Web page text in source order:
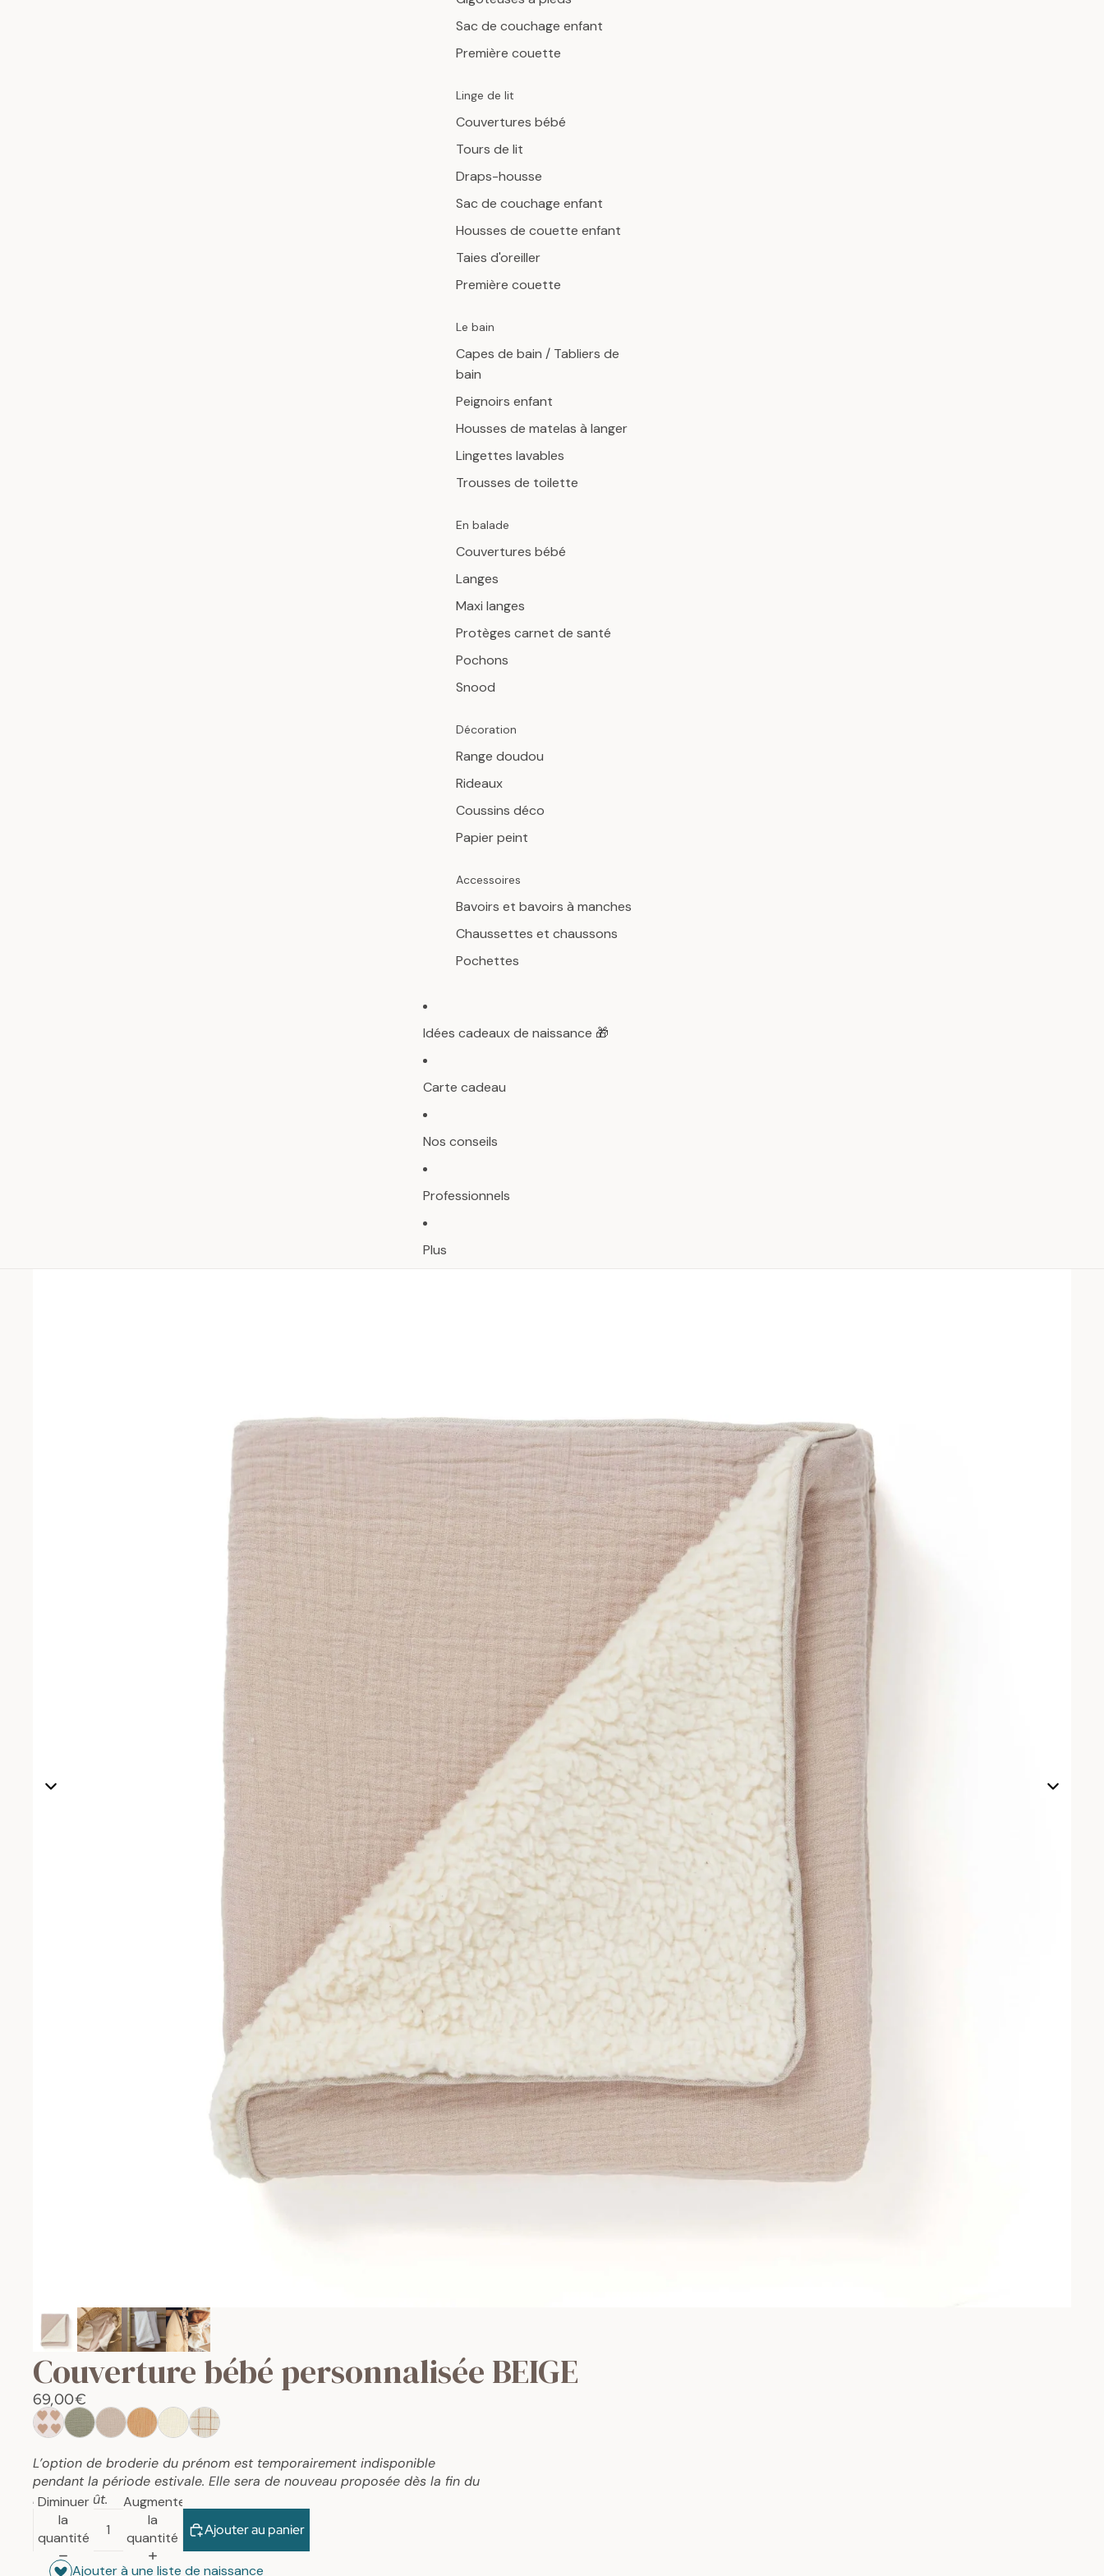
Sac de couchage enfant
Première couette
Linge de lit
Couvertures bébé
Tours de lit
Draps-housse
Sac de couchage enfant
Housses de couette enfant
Taies d'oreiller
Première couette
Le bain
Capes de bain / Tabliers de
bain
Peignoirs enfant
Housses de matelas à langer
Lingettes lavables
Trousses de toilette
En balade
Couvertures bébé
Langes
Maxi langes
Protèges carnet de santé
Pochons
Snood
Décoration
Range doudou
Rideaux
Coussins déco
Papier peint
Accessoires
Bavoirs et bavoirs à manches
Chaussettes et chaussons
Pochettes
Idées cadeaux de naissance 🎁
Carte cadeau
Nos conseils
Professionnels
Plus
Couverture bébé personnalisée BEIGE
69,00€
L’option de broderie du prénom est temporairement indisponible
pendant la période estivale. Elle sera de nouveau proposée dès la fin du
mois d’août.
Diminuer
la
quantité
Augmenter
la
quantité
Ajouter au panier
Ajouter à une liste de naissance